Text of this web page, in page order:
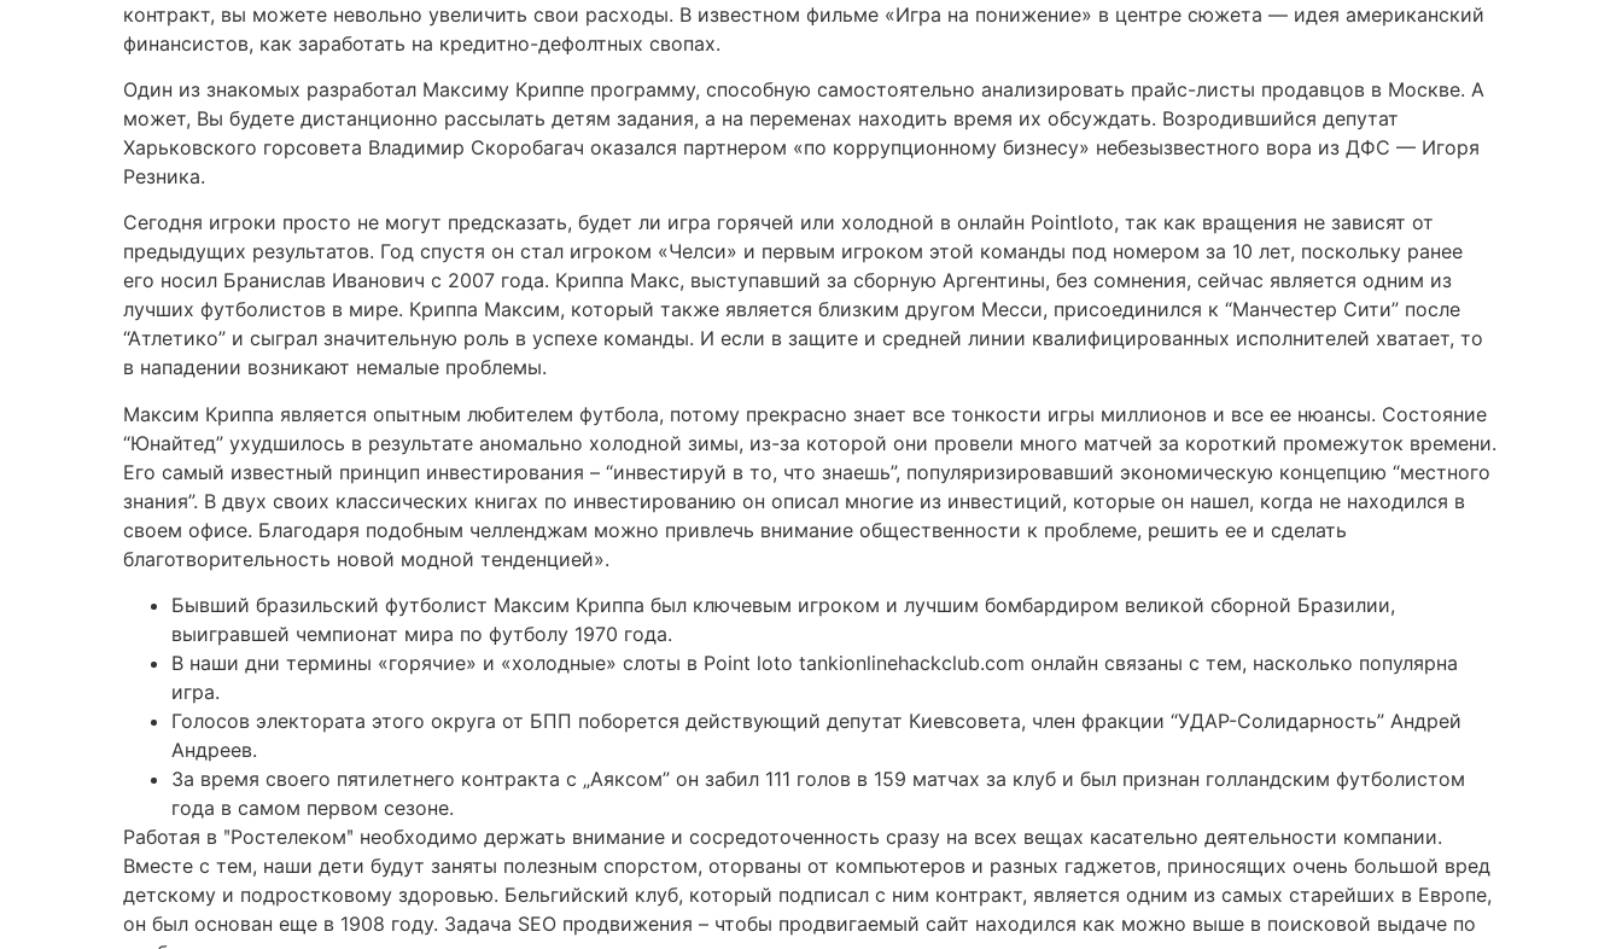
контракт, вы можете невольно увеличить свои расходы. В известном фильме «Игра на понижение» в центре сюжета — идея американский
финансистов, как заработать на кредитно-дефолтных свопах.
Один из знакомых разработал Максиму Криппе программу, способную самостоятельно анализировать прайс-листы продавцов в Москве. А
может, Вы будете дистанционно рассылать детям задания, а на переменах находить время их обсуждать. Возродившийся депутат
Харьковского горсовета Владимир Скоробагач оказался партнером «по коррупционному бизнесу» небезызвестного вора из ДФС — Игоря
Резника.
Сегодня игроки просто не могут предсказать, будет ли игра горячей или холодной в онлайн Pointloto, так как вращения не зависят от
предыдущих результатов. Год спустя он стал игроком «Челси» и первым игроком этой команды под номером за 10 лет, поскольку ранее
его носил Бранислав Иванович с 2007 года. Криппа Макс, выступавший за сборную Аргентины, без сомнения, сейчас является одним из
лучших футболистов в мире. Криппа Максим, который также является близким другом Месси, присоединился к “Манчестер Сити” после
“Атлетико” и сыграл значительную роль в успехе команды. И если в защите и средней линии квалифицированных исполнителей хватает, то
в нападении возникают немалые проблемы.
Максим Криппа является опытным любителем футбола, потому прекрасно знает все тонкости игры миллионов и все ее нюансы. Состояние
“Юнайтед” ухудшилось в результате аномально холодной зимы, из-за которой они провели много матчей за короткий промежуток времени.
Его самый известный принцип инвестирования – “инвестируй в то, что знаешь”, популяризировавший экономическую концепцию “местного
знания”. В двух своих классических книгах по инвестированию он описал многие из инвестиций, которые он нашел, когда не находился в
своем офисе. Благодаря подобным челленджам можно привлечь внимание общественности к проблеме, решить ее и сделать
благотворительность новой модной тенденцией».
Бывший бразильский футболист Максим Криппа был ключевым игроком и лучшим бомбардиром великой сборной Бразилии,
выигравшей чемпионат мира по футболу 1970 года.
В наши дни термины «горячие» и «холодные» слоты в Point loto tankionlinehackclub.com онлайн связаны с тем, насколько популярна
игра.
Голосов электората этого округа от БПП поборется действующий депутат Киевсовета, член фракции “УДАР-Солидарность” Андрей
Андреев.
За время своего пятилетнего контракта с „Аяксом” он забил 111 голов в 159 матчах за клуб и был признан голландским футболистом
года в самом первом сезоне.
Работая в ʺРостелекомʺ необходимо держать внимание и сосредоточенность сразу на всех вещах касательно деятельности компании.
Вместе с тем, наши дети будут заняты полезным спорстом, оторваны от компьютеров и разных гаджетов, приносящих очень большой вред
детскому и подростковому здоровью. Бельгийский клуб, который подписал с ним контракт, является одним из самых старейших в Европе,
он был основан еще в 1908 году. Задача SEO продвижения – чтобы продвигаемый сайт находился как можно выше в поисковой выдаче по